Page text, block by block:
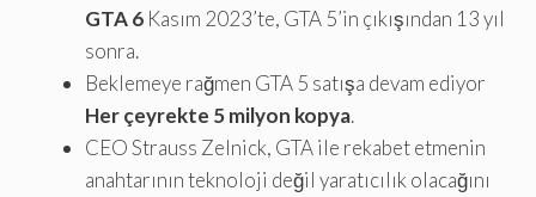
GTA 6 Kasım 2023’te, GTA 5’in çıkışından 13 yıl
sonra.
Beklemeye rağmen GTA 5 satışa devam ediyor
Her çeyrekte 5 milyon kopya.
CEO Strauss Zelnick, GTA ile rekabet etmenin
anahtarının teknoloji değil yaratıcılık olacağını